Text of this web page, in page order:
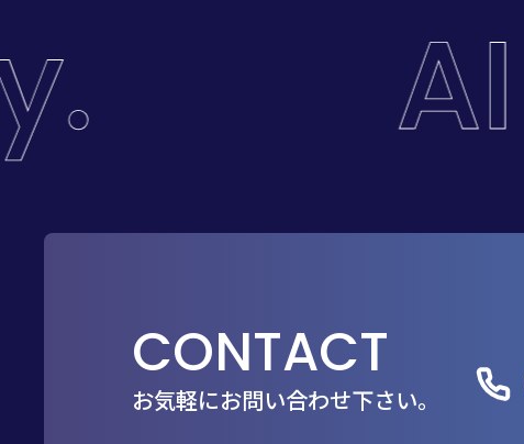
CONTACT
お気軽にお問い合わせ下さい。